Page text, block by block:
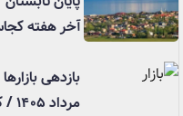
آخر هفته
بازدهی